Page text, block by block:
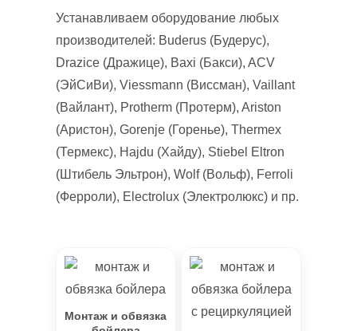
Устанавливаем оборудование любых
производителей: Buderus (Будерус),
Drazice (Дражице), Baxi (Бакси), ACV
(ЭйСиВи), Viessmann (Виссман), Vaillant
(Вайлант), Protherm (Протерм), Ariston
(Аристон), Gorenje (Горенье), Thermex
(Термекс), Hajdu (Хайду), Stiebel Eltron
(Штибель Эльтрон), Wolf (Вольф), Ferroli
(Ферроли), Electrolux (Электролюкс) и пр.
Монтаж и обвязка